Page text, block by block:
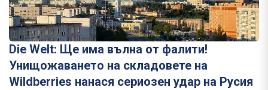
Die Welt: Ще има вълна от фалити!
Унищожаването на складовете на
Wildberries нанася сериозен удар на Русия